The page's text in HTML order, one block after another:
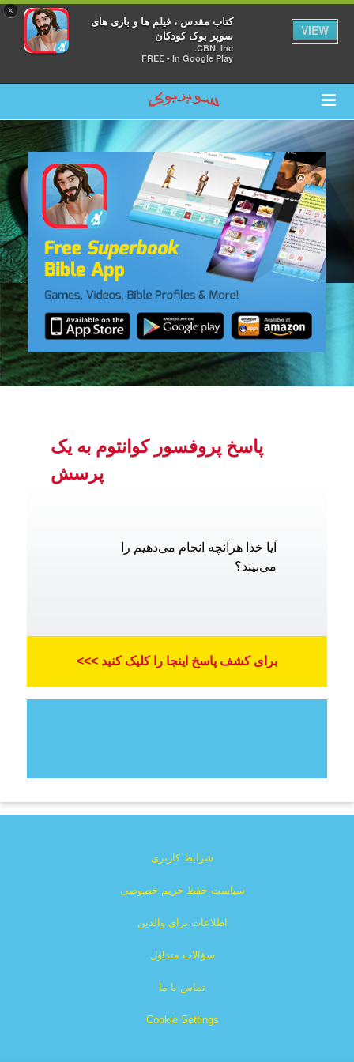
×
کتاب مقدس ، فیلم ها و بازی های
سوپر بوک کودکان
CBN, Inc.
FREE - In Google Play
VIEW
پاسخ پروفسور کوانتوم به یک
پرسش
آیا خدا هرآنچه انجام می‌دهیم را
می‌بیند؟
برای کشف پاسخ اینجا را کلیک کنید >>>
شرایط کاربری
سیاست حفظ حریم خصوصی
اطلاعات برای والدین
سؤالات متداول
تماس با ما
Cookie Settings